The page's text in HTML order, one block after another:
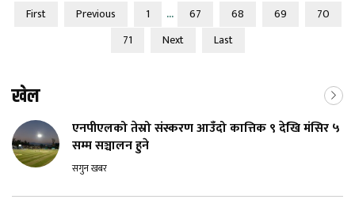
First Previous 1 ... 67 68 69
70
71
Next Last
खेल
एनपीएलको तेस्रो संस्करण आउँदो कात्तिक ९ देखि मंसिर ५
सम्म सञ्चालन हुने
सगुन खबर